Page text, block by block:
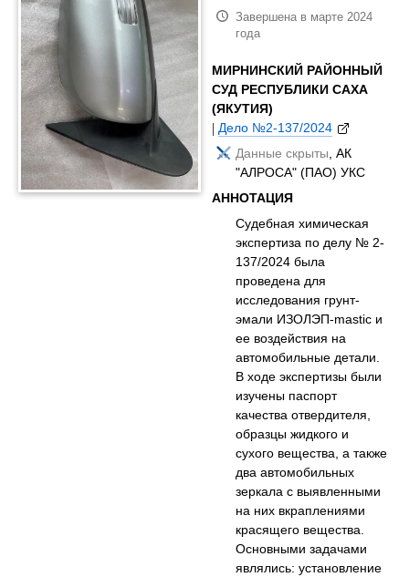
Завершена в марте 2024
года
МИРНИНСКИЙ РАЙОННЫЙ
СУД РЕСПУБЛИКИ САХА
(ЯКУТИЯ)
|Дело №2-137/2024
Данные скрыты, АК
"АЛРОСА" (ПАО) УКС
АННОТАЦИЯ
Судебная химическая
экспертиза по делу № 2-
137/2024 была
проведена для
исследования грунт-
эмали ИЗОЛЭП-mastic и
ее воздействия на
автомобильные детали.
В ходе экспертизы были
изучены паспорт
качества отвердителя,
образцы жидкого и
сухого вещества, а также
два автомобильных
зеркала с выявленными
на них вкраплениями
красящего вещества.
Основными задачами
являлись: установление